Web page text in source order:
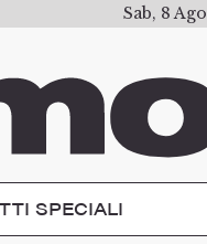
Sab, 8 Ago
SPECIALI